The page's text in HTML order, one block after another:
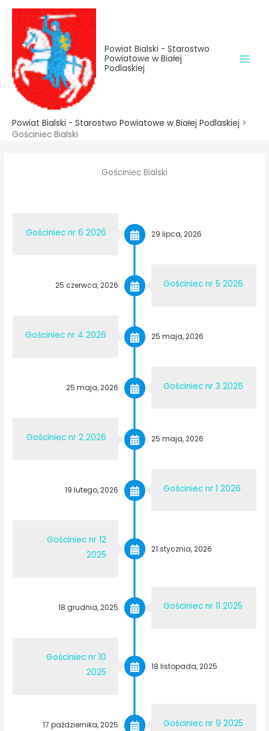
treści
Przejdź
treści
Powiat Bialski - Starostwo
Powiatowe w Białej
Podlaskiej
Powiat Bialski - Starostwo Powiatowe w Białej Podlaskiej >
Gościniec Bialski
Gościniec Bialski
Gościniec nr 6 2026 29 lipca, 2026
Gościniec nr 5 2026
25 czerwca, 2026
Gościniec nr 4 2026 25 maja, 2026
Gościniec nr 3 2026
25 maja, 2026
Gościniec nr 2 2026 25 maja, 2026
Gościniec nr 1 2026
19 lutego, 2026
Gościniec nr 12
2025
21 stycznia, 2026
Gościniec nr 11 2025
18 grudnia, 2025
Gościniec nr 10
2025
18 listopada, 2025
Gościniec nr 9 2025
17 października, 2025